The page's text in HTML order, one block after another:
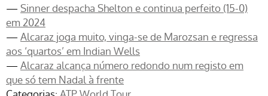
— Sinner despacha Shelton e continua perfeito (15-0)
em 2024
— Alcaraz joga muito, vinga-se de Marozsan e regressa
aos ‘quartos’ em Indian Wells
— Alcaraz alcança número redondo num registo em
que só tem Nadal à frente